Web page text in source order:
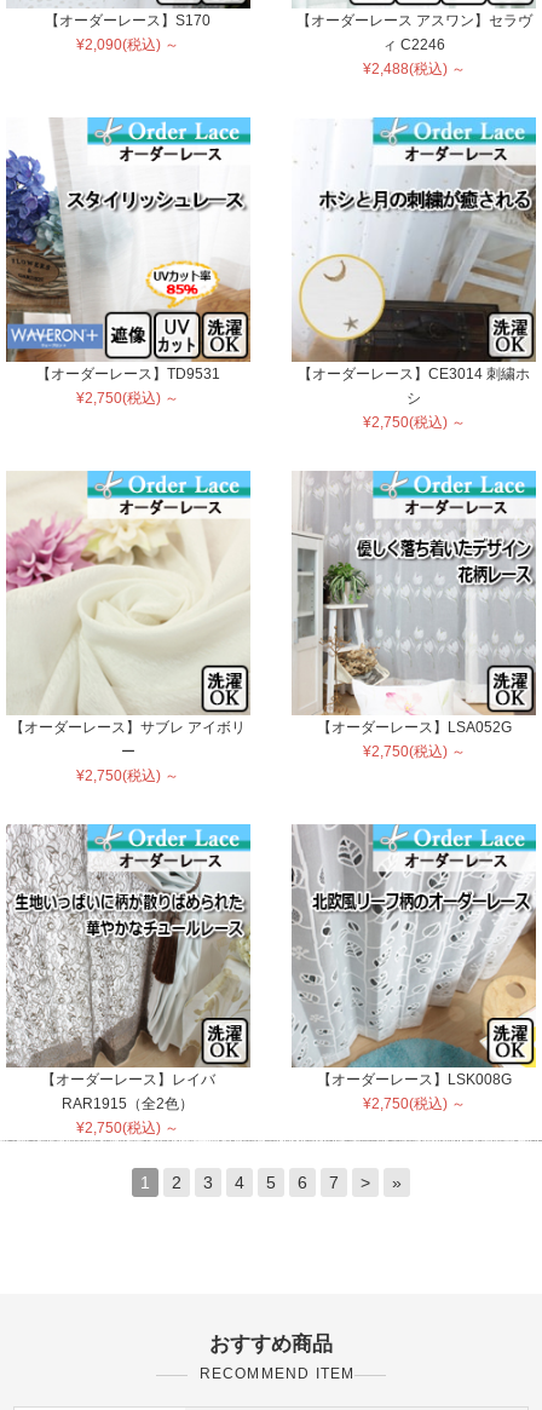
【オーダーレース】S170
¥2,090(税込) ～
【オーダーレース アスワン】セラヴ
ィ C2246
¥2,488(税込) ～
【オーダーレース】TD9531
¥2,750(税込) ～
【オーダーレース】CE3014 刺繍ホ
シ
¥2,750(税込) ～
【オーダーレース】サブレ アイボリ
ー
¥2,750(税込) ～
【オーダーレース】LSA052G
¥2,750(税込) ～
【オーダーレース】レイバ
RAR1915（全2色）
¥2,750(税込) ～
【オーダーレース】LSK008G
¥2,750(税込) ～
1 2 3 4 5 6 7 > »
おすすめ商品
RECOMMEND ITEM